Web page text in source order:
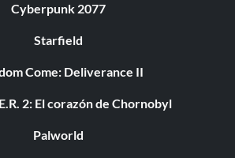
Cyberpunk 2077
Starfield
Come: Deliverance II
2: El corazón de Chornobyl
Palworld